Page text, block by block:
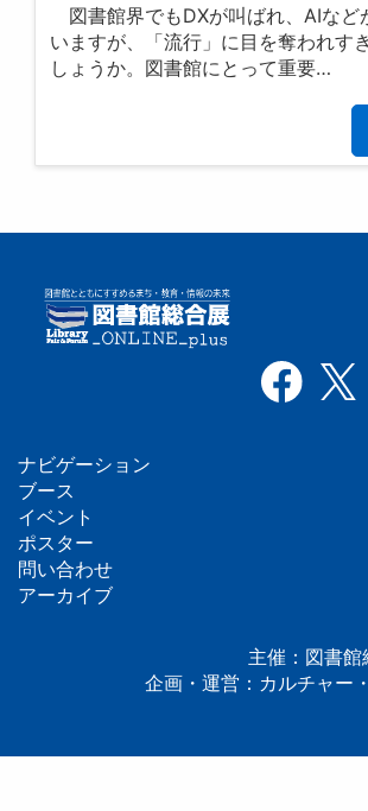
図書館界でもDXが叫ばれ、AIなど
いますが、「流行」に目を奪われす
しょうか。図書館にとって重要…
フ
ッ
タ
ナビゲーション
ブース
イベント
ポスター
問い合わせ
アーカイブ
主催：図書
企画・運営：カルチャー